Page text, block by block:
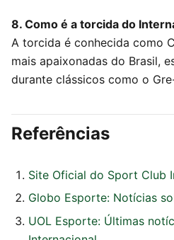
8. Como é a torcida do
A torcida é conhecida como
mais apaixonadas do Brasil,
durante clássicos como o
Referências
Site Oficial do Sport Club
Globo Esporte: Notícias
UOL Esporte: Últimas